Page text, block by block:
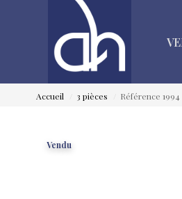
Accueil 3 pièces Référence 1994
Vendu